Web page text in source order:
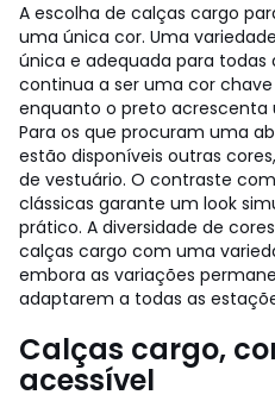
A escolha de calças cargo
uma única cor. Uma
única e adequada para todas
continua a ser uma cor
enquanto o preto
Para os que procuram uma
estão disponíveis outras
de vestuário. O contraste
clássicas garante um look
prático. A diversidade de
calças cargo com uma
embora as variações
adaptarem a todas as
Calças cargo,
acessível